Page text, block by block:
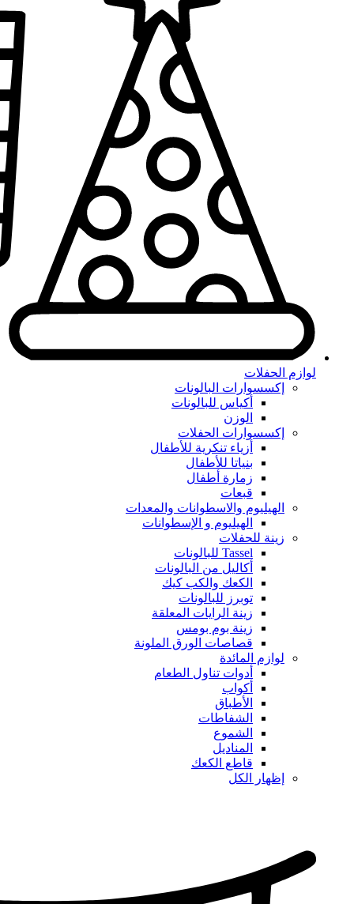
لوازم الحفلات
إكسسوارات البالونات
أكياس للبالونات
الوزن
إكسسوارات الحفلات
أزياء تنكرية للأطفال
بنياتا للأطفال
زمارة أطفال
قبعات
الهيليوم والاسطوانات والمعدات
الهيليوم و الإسطوانات
زينة للحفلات
Tassel للبالونات
أكاليل من البالونات
الكعك والكب كيك
توبرز للبالونات
زينة الرايات المعلقة
زينة بوم بومس
قصاصات الورق الملونة
لوازم المائدة
أدوات تناول الطعام
أكواب
الأطباق
الشفاطات
الشموع
المناديل
قاطع الكعك
إظهار الكل